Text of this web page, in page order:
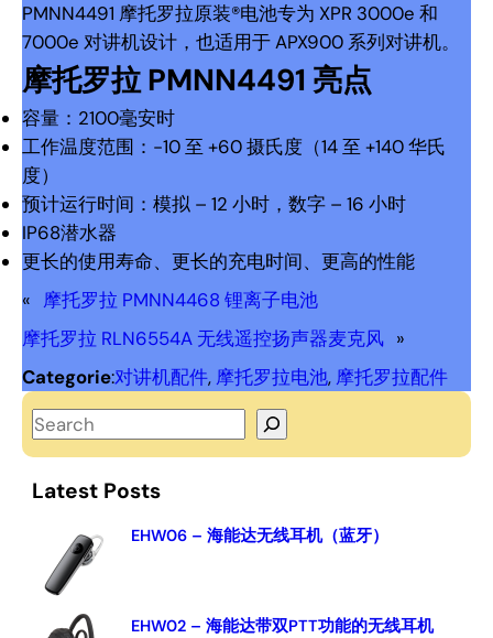
PMNN4491 摩托罗拉原装®电池专为 XPR 3000e 和
7000e 对讲机设计，也适用于 APX900 系列对讲机。
摩托罗拉 PMNN4491 亮点
容量：2100毫安时
工作温度范围：-10 至 +60 摄氏度（14 至 +140 华氏
度）
预计运行时间：模拟 – 12 小时，数字 – 16 小时
IP68潜水器
更长的使用寿命、更长的充电时间、更高的性能
« 摩托罗拉 PMNN4468 锂离子电池
摩托罗拉 RLN6554A 无线遥控扬声器麦克风 »
Categorie:对讲机配件, 摩托罗拉电池, 摩托罗拉配件
S
e
aLatest Posts
EHW06 – 海能达无线耳机（蓝牙）
EHW02 – 海能达带双PTT功能的无线耳机